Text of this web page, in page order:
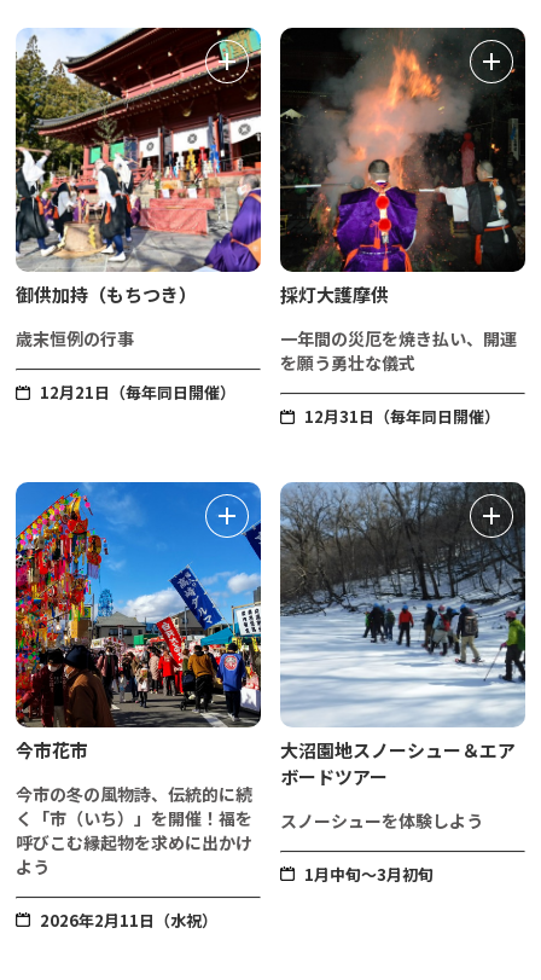
御供加持（もちつき）
歳末恒例の行事
12月21日（毎年同日開催）
採灯大護摩供
一年間の災厄を焼き払い、開運
を願う勇壮な儀式
12月31日（毎年同日開催）
今市花市
今市の冬の風物詩、伝統的に続
く「市（いち）」を開催！福を
呼びこむ縁起物を求めに出かけ
よう
2026年2月11日（水祝）
大沼園地スノーシュー＆エア
ボードツアー
スノーシューを体験しよう
1月中旬～3月初旬